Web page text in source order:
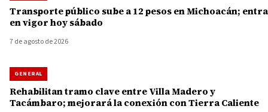
Transporte público sube a 12 pesos en Michoacán; entra
en vigor hoy sábado
7 de agosto de 2026
GENERAL
Rehabilitan tramo clave entre Villa Madero y
Tacámbaro; mejorará la conexión con Tierra Caliente